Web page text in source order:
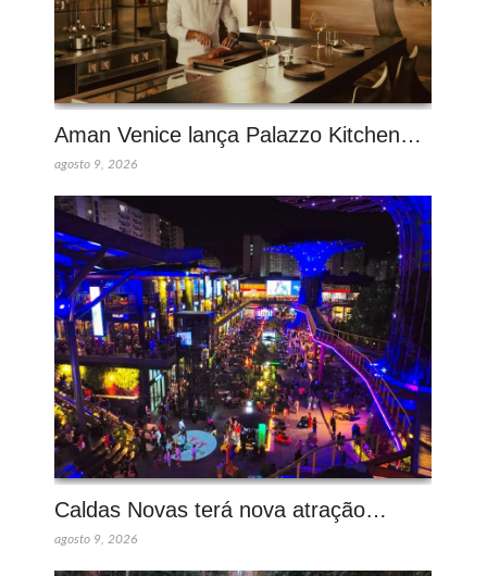
Aman Venice lança Palazzo Kitchen…
agosto 9, 2026
Caldas Novas terá nova atração…
agosto 9, 2026